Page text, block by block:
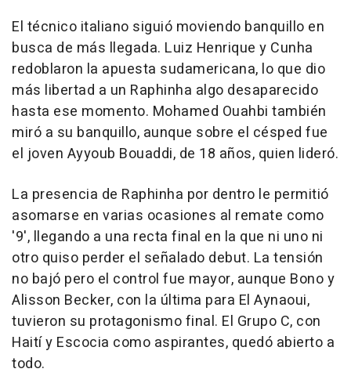
El técnico italiano siguió moviendo banquillo en
busca de más llegada. Luiz Henrique y Cunha
redoblaron la apuesta sudamericana, lo que dio
más libertad a un Raphinha algo desaparecido
hasta ese momento. Mohamed Ouahbi también
miró a su banquillo, aunque sobre el césped fue
el joven Ayyoub Bouaddi, de 18 años, quien lideró.
La presencia de Raphinha por dentro le permitió
asomarse en varias ocasiones al remate como
'9', llegando a una recta final en la que ni uno ni
otro quiso perder el señalado debut. La tensión
no bajó pero el control fue mayor, aunque Bono y
Alisson Becker, con la última para El Aynaoui,
tuvieron su protagonismo final. El Grupo C, con
Haití y Escocia como aspirantes, quedó abierto a
todo.